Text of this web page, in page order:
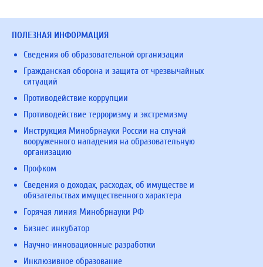
ПОЛЕЗНАЯ ИНФОРМАЦИЯ
Сведения об образовательной организации
Гражданская оборона и защита от чрезвычайных
ситуаций
Противодействие коррупции
Противодействие терроризму и экстремизму
Инструкция Минобрнауки России на случай
вооруженного нападения на образовательную
организацию
Профком
Сведения о доходах, расходах, об имуществе и
обязательствах имущественного характера
Горячая линия Минобрнауки РФ
Бизнес инкубатор
Научно-инновационные разработки
Инклюзивное образование